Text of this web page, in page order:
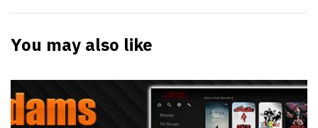
You may also like